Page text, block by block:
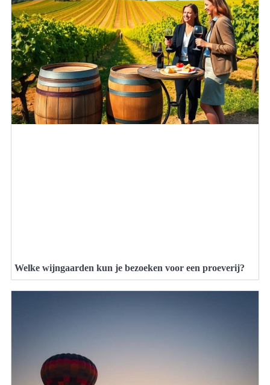
Welke wijngaarden kun je bezoeken voor een proeverij?